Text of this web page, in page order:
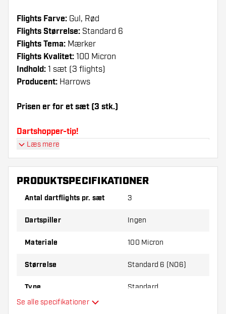
Flights Farve: Gul, Rød
Flights Størrelse: Standard 6
Flights Tema: Mærker
Flights Kvalitet: 100 Micron
Indhold: 1 sæt (3 flights)
Producent: Harrows
Prisen er for et sæt (3 stk.)
Dartshopper-tip!
på lager. Disse kan blive beskadiget eller
knækket ved brug.
anden tykkelse på flights for at finde ud af,
Læs mere
PRODUKTSPECIFIKATIONER
Antal dartflights pr. sæt 3
Dartspiller Ingen
Materiale 100 Micron
Størrelse Standard 6 (NO6)
Type Standard
Se alle specifikationer